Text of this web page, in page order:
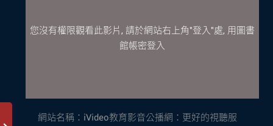
您沒有權限觀看此影片, 請於網站右上角"登入"處, 用圖書
館帳密登入
網站名稱： iVideo教育影音公播網：更好的視聽服